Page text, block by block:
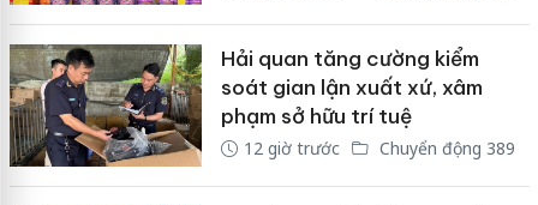
Hải quan tăng cường kiểm
soát gian lận xuất xứ, xâm
phạm sở hữu trí tuệ
12 giờ trước Chuyển động 389